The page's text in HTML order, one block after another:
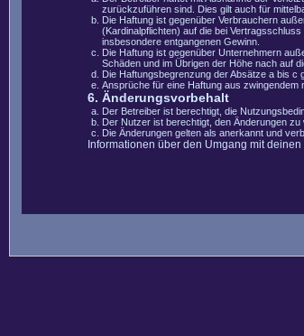
zurückzuführen sind. Dies gilt auch für
Die Haftung ist gegenüber Verbrauchern
(Kardinalpflichten) auf die bei
insbesondere entgangenen Gewinn.
Die Haftung ist gegenüber Unternehmern
Schäden und im Übrigen der Höhe nach auf
Die Haftungsbegrenzung der Absätze a bis c
Ansprüche für eine Haftung aus zwingendem
6. Änderungsvorbehalt
Der Betreiber ist berechtigt, die
Der Nutzer ist berechtigt, den Änderungen
Die Änderungen gelten als anerkannt und
Informationen über den Umgang mit